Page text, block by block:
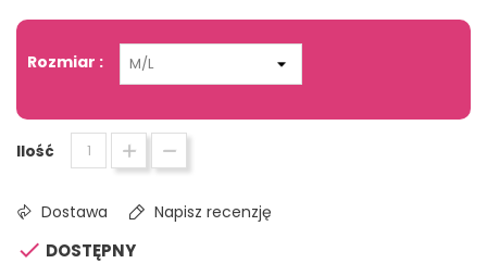
Rozmiar :
Ilość
Dostawa Napisz recenzję
 DOSTĘPNY